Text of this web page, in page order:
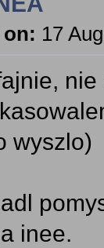
on: 17
wyszlo)
inee.